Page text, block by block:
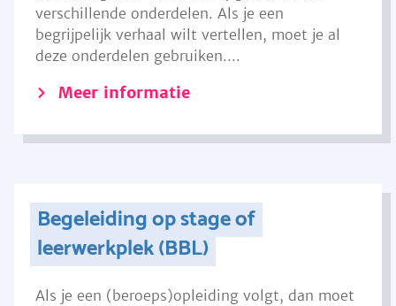
verschillende onderdelen. Als je een
begrijpelijk verhaal wilt vertellen, moet je al
deze onderdelen gebruiken....
Meer informatie
Begeleiding op stage of
leerwerkplek (BBL)
Als je een (beroeps)opleiding volgt, dan moet